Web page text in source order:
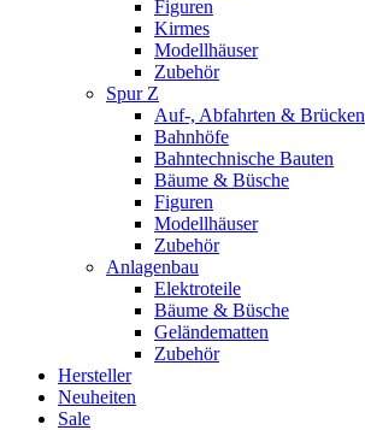
Figuren
Kirmes
Modellhäuser
Zubehör
Spur Z
Auf-, Abfahrten & Brücken
Bahnhöfe
Bahntechnische Bauten
Bäume & Büsche
Figuren
Modellhäuser
Zubehör
Anlagenbau
Elektroteile
Bäume & Büsche
Geländematten
Zubehör
Hersteller
Neuheiten
Sale